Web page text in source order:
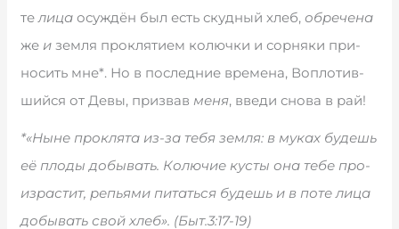
тели­ца осу­ж­дён был есть скуд­ный хлеб,об­ре­че­на
же изе­м­ля про­кля­ти­ем колючки и сор­ня­ки при­
но­сить мне*. Но в по­с­лед­ние вре­ме­на, Во­пло­тив­
ший­ся от Де­вы, при­звав ме­ня, вве­ди сно­ва в рай!
*«Ны­не про­кля­та из-за те­бя зе­м­ля: в му­ках бу­дешь
её пло­ды до­бы­вать. Ко­лю­чие ку­с­ты она те­бе про­
из­ра­стит, репь­я­ми пи­тать­ся бу­дешь и в по­те ли­ца
до­бы­вать свой хлеб». (Быт.3:17-19)